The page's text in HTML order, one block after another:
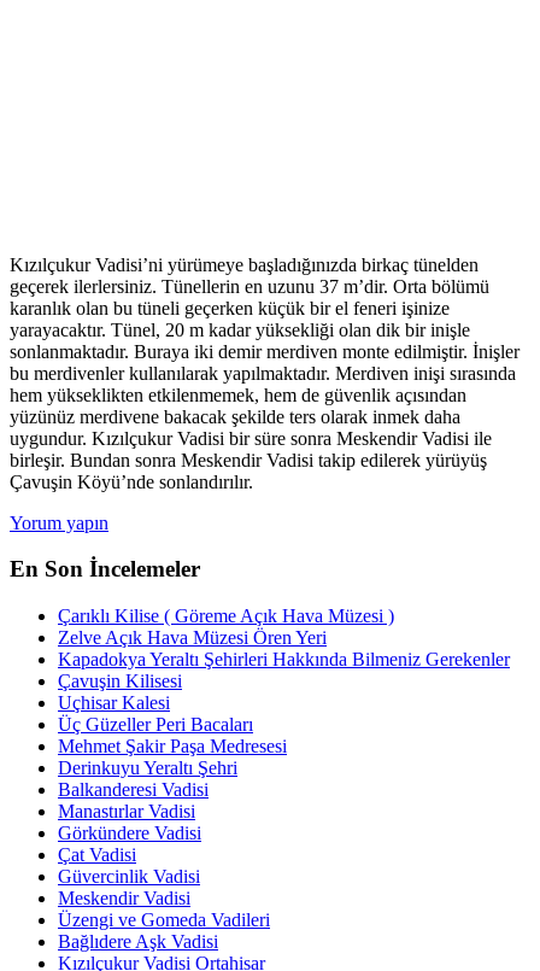
Kızılçukur Vadisi’ni yürümeye başladığınızda birkaç tünelden
geçerek ilerlersiniz. Tünellerin en uzunu 37 m’dir. Orta bölümü
karanlık olan bu tüneli geçerken küçük bir el feneri işinize
yarayacaktır. Tünel, 20 m kadar yüksekliği olan dik bir inişle
sonlanmaktadır. Buraya iki demir merdiven monte edilmiştir. İnişler
bu merdivenler kullanılarak yapılmaktadır. Merdiven inişi sırasında
hem yükseklikten etkilenmemek, hem de güvenlik açısından
yüzünüz merdivene bakacak şekilde ters olarak inmek daha
uygundur. Kızılçukur Vadisi bir süre sonra Meskendir Vadisi ile
birleşir. Bundan sonra Meskendir Vadisi takip edilerek yürüyüş
Çavuşin Köyü’nde sonlandırılır.
Yorum yapın
En Son İncelemeler
Çarıklı Kilise ( Göreme Açık Hava Müzesi )
Zelve Açık Hava Müzesi Ören Yeri
Kapadokya Yeraltı Şehirleri Hakkında Bilmeniz Gerekenler
Çavuşin Kilisesi
Uçhisar Kalesi
Üç Güzeller Peri Bacaları
Mehmet Şakir Paşa Medresesi
Derinkuyu Yeraltı Şehri
Balkanderesi Vadisi
Manastırlar Vadisi
Görkündere Vadisi
Çat Vadisi
Güvercinlik Vadisi
Meskendir Vadisi
Üzengi ve Gomeda Vadileri
Bağlıdere Aşk Vadisi
Kızılçukur Vadisi Ortahisar